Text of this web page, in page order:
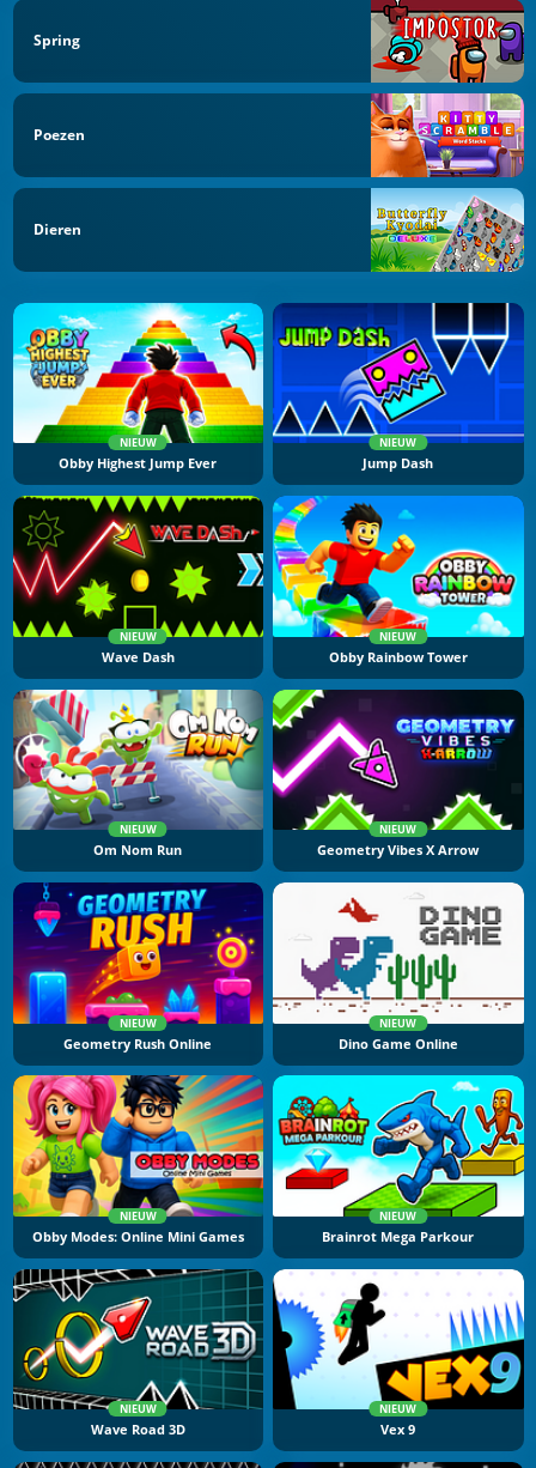
Spring
Poezen
Dieren
NIEUW
Obby Highest Jump Ever
NIEUW
Jump Dash
NIEUW
Wave Dash
NIEUW
Obby Rainbow Tower
NIEUW
Om Nom Run
NIEUW
Geometry Vibes X Arrow
NIEUW
Geometry Rush Online
NIEUW
Dino Game Online
NIEUW
Obby Modes: Online Mini Games
NIEUW
Brainrot Mega Parkour
NIEUW
Wave Road 3D
NIEUW
Vex 9